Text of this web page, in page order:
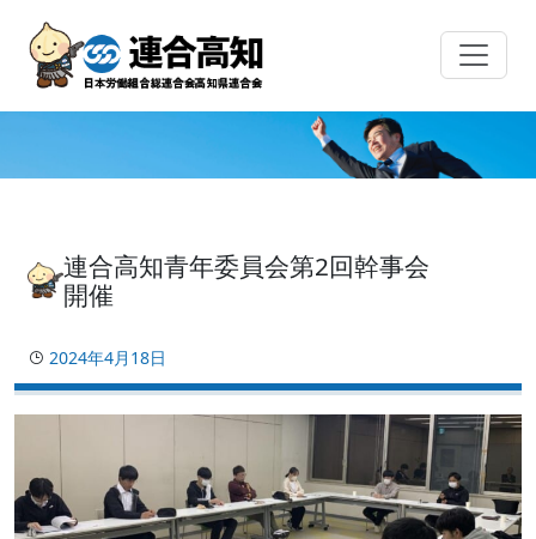
content
連合高知青年委員会第2回幹事会
開催
2024年4月18日